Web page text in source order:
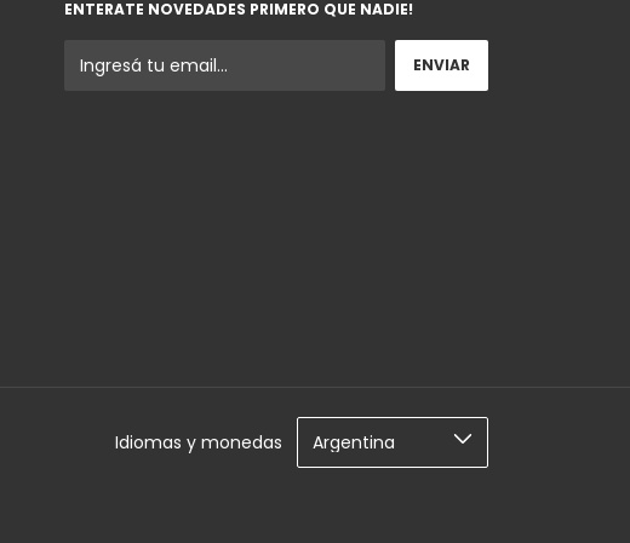
ENTERATE NOVEDADES PRIMERO QUE NADIE!
Idiomas y monedas